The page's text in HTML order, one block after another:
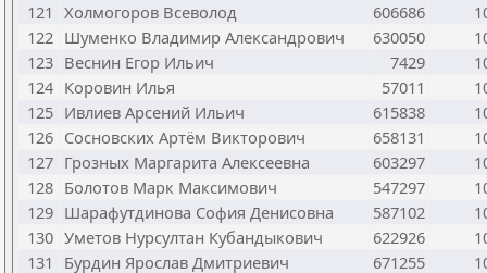
121 Холмогоров Всеволод 606686
122 Шуменко Владимир Александрович 630050
123 Веснин Егор Ильич 7429
124 Коровин Илья 57011
125 Ивлиев Арсений Ильич 615838
126 Сосновских Артём Викторович 658131
127 Грозных Маргарита Алексеевна 603297
128 Болотов Марк Максимович 547297
129 Шарафутдинова София Денисовна 587102
130 Уметов Нурсултан Кубандыкович 622926
131
Бурдин Ярослав Дмитриевич 671255